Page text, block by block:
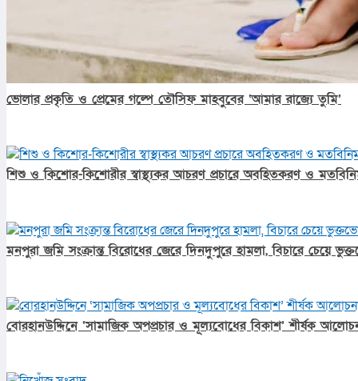
ভোলার প্রকৃতি ও প্রেমের গল্পে তৌসিফ মাহবুবের ‘আমার রাজ্যে তুমি’
শিশু ও কিশোর-কিশোরীর স্বাস্থ্যকর আচরণ প্রচারে অবহিতকরণ ও
মনপুরা জমি সংক্রান্ত বিরোধের জেরে দিনদুপুরে হামলা, বিচারে চেয়ে
বোরহানউদ্দিনে ‘সামাজিক অপপ্রচার ও মূল্যবোধের বিকাশ’ শীর্ষক